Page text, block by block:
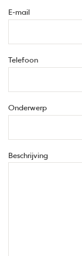
E-mail
Telefoon
Onderwerp
Beschrijving